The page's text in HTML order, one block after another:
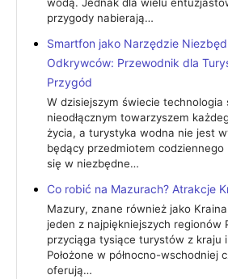
przygody nabierają…
Smartfon jako Narzędzie
Odkrywców: Przewodnik dla
Przygód
W dzisiejszym świecie technologia
nieodłącznym towarzyszem
życia, a turystyka wodna nie jest
będący przedmiotem codziennego
się w niezbędne…
Co robić na Mazurach? Atrakcje
Mazury, znane również jako
jeden z najpiękniejszych regionów
przyciąga tysiące turystów z kraju
Położone w północno-wschodniej
oferują…